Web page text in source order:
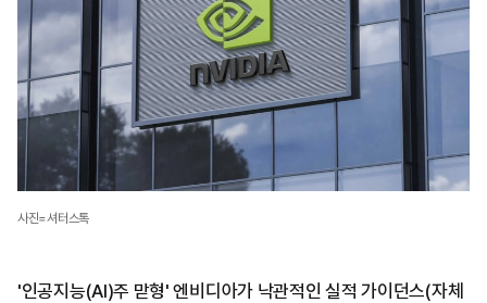
사진=셔터스톡
'인공지능(AI)주 맏형' 엔비디아가 낙관적인 실적 가이던스(자체